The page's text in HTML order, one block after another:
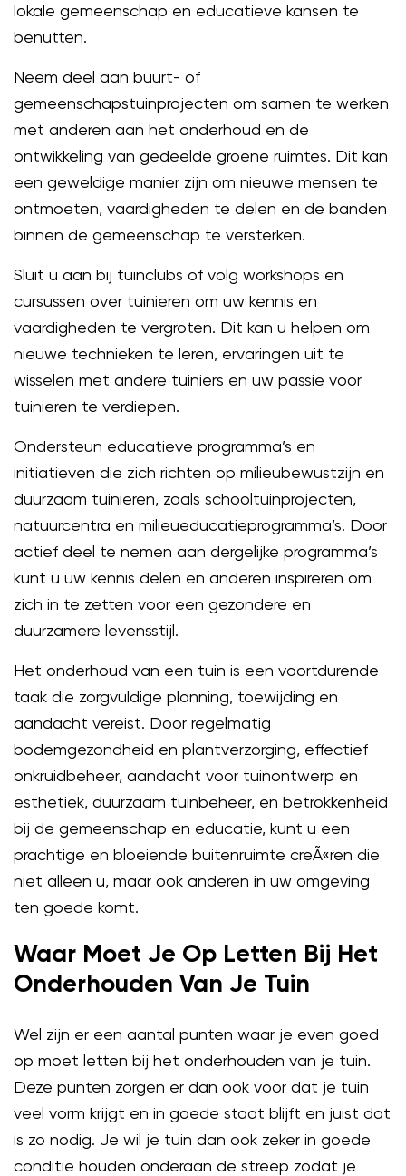
lokale gemeenschap en educatieve kansen te
benutten.
Neem deel aan buurt- of
gemeenschapstuinprojecten om samen te werken
met anderen aan het onderhoud en de
ontwikkeling van gedeelde groene ruimtes. Dit kan
een geweldige manier zijn om nieuwe mensen te
ontmoeten, vaardigheden te delen en de banden
binnen de gemeenschap te versterken.
Sluit u aan bij tuinclubs of volg workshops en
cursussen over tuinieren om uw kennis en
vaardigheden te vergroten. Dit kan u helpen om
nieuwe technieken te leren, ervaringen uit te
wisselen met andere tuiniers en uw passie voor
tuinieren te verdiepen.
Ondersteun educatieve programma’s en
initiatieven die zich richten op milieubewustzijn en
duurzaam tuinieren, zoals schooltuinprojecten,
natuurcentra en milieueducatieprogramma’s. Door
actief deel te nemen aan dergelijke programma’s
kunt u uw kennis delen en anderen inspireren om
zich in te zetten voor een gezondere en
duurzamere levensstijl.
Het onderhoud van een tuin is een voortdurende
taak die zorgvuldige planning, toewijding en
aandacht vereist. Door regelmatig
bodemgezondheid en plantverzorging, effectief
onkruidbeheer, aandacht voor tuinontwerp en
esthetiek, duurzaam tuinbeheer, en betrokkenheid
bij de gemeenschap en educatie, kunt u een
prachtige en bloeiende buitenruimte creÃ«ren die
niet alleen u, maar ook anderen in uw omgeving
ten goede komt.
Waar Moet Je Op Letten Bij Het
Onderhouden Van Je Tuin
Wel zijn er een aantal punten waar je even goed
op moet letten bij het onderhouden van je tuin.
Deze punten zorgen er dan ook voor dat je tuin
veel vorm krijgt en in goede staat blijft en juist dat
is zo nodig. Je wil je tuin dan ook zeker in goede
conditie houden onderaan de streep zodat je